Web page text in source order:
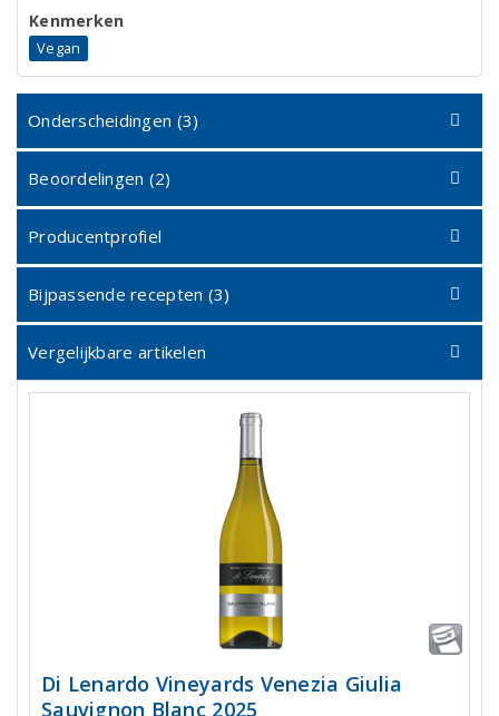
Kenmerken
Vegan
Onderscheidingen (3)
Beoordelingen (2)
Producentprofiel
Bijpassende recepten (3)
Vergelijkbare artikelen
Di Lenardo Vineyards Venezia Giulia
Sauvignon Blanc 2025